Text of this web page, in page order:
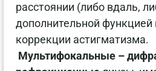
расстоянии (либо вдаль,
дополнительной
коррекции астигматизма.
Мультифокальные –